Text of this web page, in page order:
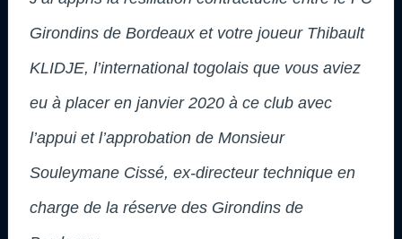
Girondins de Bordeaux et votre joueur Thibault
KLIDJE, l’international togolais que vous aviez
eu à placer en janvier 2020 à ce club avec
l’appui et l’approbation de Monsieur
Souleymane Cissé, ex-directeur technique en
charge de la réserve des Girondins de